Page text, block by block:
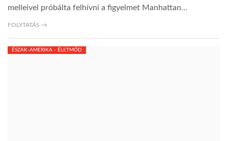
melleivel próbálta felhívni a figyelmet Manhattan…
FOLYTATÁS →
ÉSZAK-AMERIKA - ÉLETMÓD